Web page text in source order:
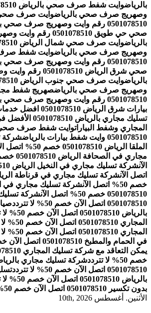
بالرياض
وصهريج صرف صحي بالرياضوايت صرف صحي
0501078510 رقم وايت وصهريج صرف صحي بالرياض
صحي حي طويق
بالرياض
وصهريج صرف صحي بالرياضوايت شفط
0501078510 رقم وايت وصهريج صرف صحي بالرياض
صحي شرق الرياض
بالرياض
وصهريج صرف صحي بالرياضصهريج شفط
0501078510 رقم وايت وصهريج صرف صحي بالرياض
بيارات شرق الرياض 0501078510 افضل خدمات شفط البيارات
تسليك مجاري
المجاري وشفط البياراتوايت شفط صرف صحي
0501078510 وايت شفط بيارات بالرياض
شركة
الملقا الرياض 0501078510 خصم 50% اتصل الآن
الآن
اتصل الآن
خصم 50% اتصل الآن
شركة تسليك مجاري في
0501078510 خصم 50% اتصل الآن
شركة
0501078510 اتصل الآن خصم 50% لا تتردد
بالرياض 0501078510 اتصل الآن خصم 50% لا تتردد
المجاري 0501078510 اتصل الآن خصم 50% لا تتردد
المجاري 0501078510 اتصل الآن خصم 50% لا تتردد
في الحمام والمطبخ 0501078510 اتصل الآن خصم 50% لا تتردد
خصم 50% لا تتردد
شركة تسليك مجاري
0501078510 اتصل الآن خصم 50% لا تتردد
بالرياض 0501078510 اتصل الآن خصم 50% لا تتردد
بدون تكسير 0501078510 اتصل الآن خصم 50% لا تتردد
الأثنين. أغسطس 10th, 2026